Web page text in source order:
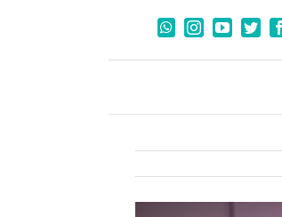
Facebook
Twitter
YouTube
Instagram
WhatsApp